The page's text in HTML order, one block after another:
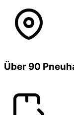
Über 90